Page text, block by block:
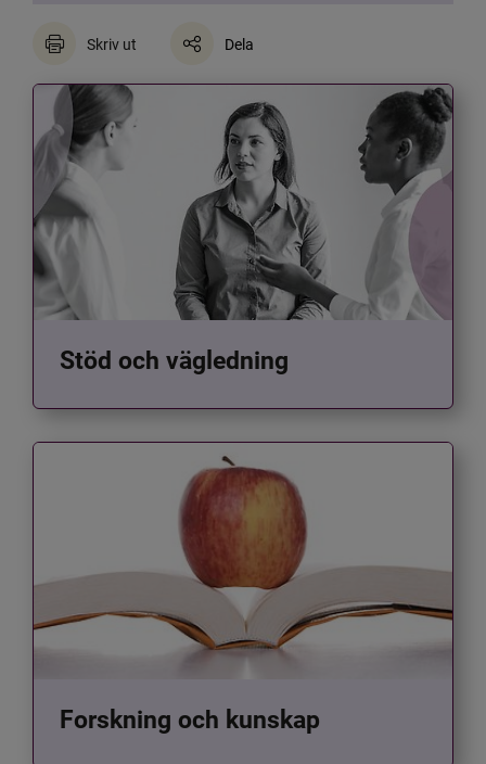
Skriv ut Dela
Stöd och vägledning
Forskning och kunskap